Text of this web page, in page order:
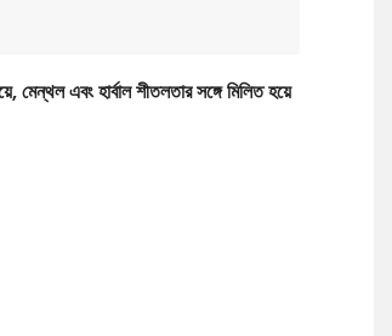
এবং হার্বাল শীতলতার সঙ্গে মিলিত হয়ে